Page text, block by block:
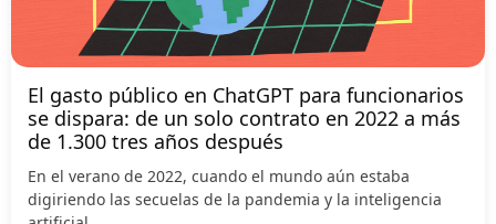
El gasto público en ChatGPT para funcionarios
se dispara: de un solo contrato en 2022 a más
de 1.300 tres años después
En el verano de 2022, cuando el mundo aún estaba
digiriendo las secuelas de la pandemia y la inteligencia